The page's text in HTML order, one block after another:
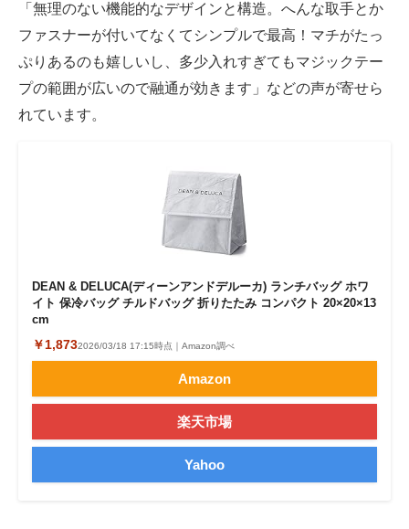
「無理のない機能的なデザインと構造。へんな取手とか
ファスナーが付いてなくてシンプルで最高！マチがたっ
ぷりあるのも嬉しいし、多少入れすぎてもマジックテー
プの範囲が広いので融通が効きます」などの声が寄せら
れています。
DEAN & DELUCA(ディーンアンドデルーカ) ランチバッグ ホワ
イト 保冷バッグ チルドバッグ 折りたたみ コンパクト 20×20×13
cm
￥1,8732026/03/18 17:15時点｜Amazon調べ
Amazon
楽天市場
Yahoo